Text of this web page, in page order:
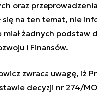
oraz
się na ten temat, nie
miał żadnych podstaw
i Finansów.
zwraca uwagę, iż
decyzji nr 274/